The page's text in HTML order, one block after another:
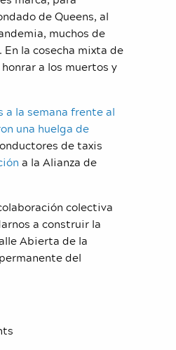
de Queens, al
muchos de
la cosecha mixta de
a los muertos y
a la semana frente al
una huelga de
de taxis
a la Alianza de
colectiva
a construir la
Abierta de la
del